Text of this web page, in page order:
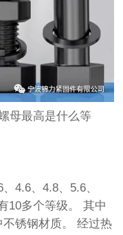
母最高是什么等
4.6、4.8、5.6、
10多个等级。 其中
锈钢材质。 经过热